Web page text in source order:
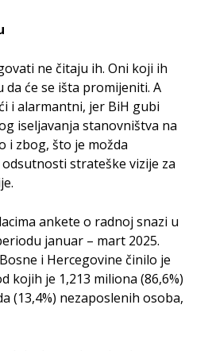
ne čitaju ih. Oni koji ih
da će se išta promijeniti. A
i alarmantni, jer BiH gubi
iseljavanja stanovništva na
i zbog, što je možda
strateške vizije za
ankete o radnoj snazi u
januar – mart 2025.
i Hercegovine činilo je
kojih je 1,213 miliona (86,6%)
(13,4%) nezaposlenih osoba,